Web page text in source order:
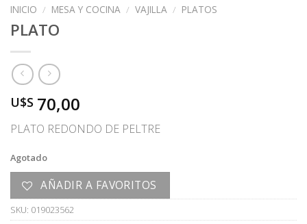
INICIO / MESA Y COCINA / VAJILLA / PLATOS
PLATO
U$S 70,00
PLATO REDONDO DE PELTRE
Agotado
AÑADIR A FAVORITOS
SKU: 019023562